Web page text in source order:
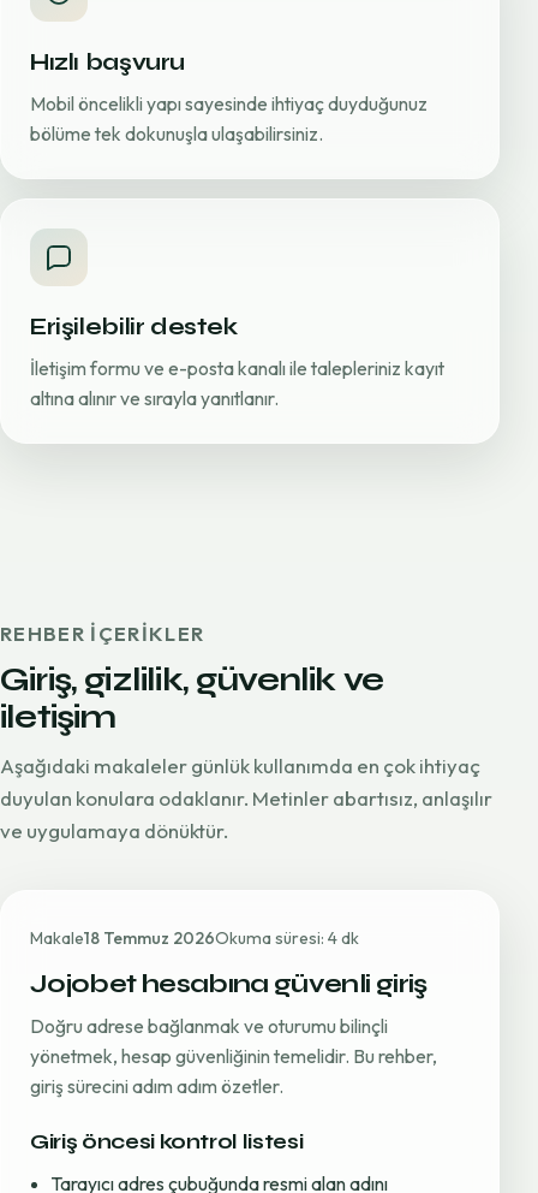
Hızlı başvuru
Mobil öncelikli yapı sayesinde ihtiyaç duyduğunuz
bölüme tek dokunuşla ulaşabilirsiniz.
Erişilebilir destek
İletişim formu ve e-posta kanalı ile talepleriniz kayıt
altına alınır ve sırayla yanıtlanır.
REHBER IÇERIKLER
Giriş, gizlilik, güvenlik ve
iletişim
Aşağıdaki makaleler günlük kullanımda en çok ihtiyaç
duyulan konulara odaklanır. Metinler abartısız, anlaşılır
ve uygulamaya dönüktür.
Makale18 Temmuz 2026Okuma süresi: 4 dk
Jojobet hesabına güvenli giriş
Doğru adrese bağlanmak ve oturumu bilinçli
yönetmek, hesap güvenliğinin temelidir. Bu rehber,
giriş sürecini adım adım özetler.
Giriş öncesi kontrol listesi
Tarayıcı adres çubuğunda resmi alan adını